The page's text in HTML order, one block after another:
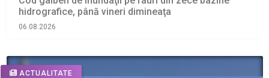
hidrografice, până vineri dimineaţa
06.08.2026
ACTUALITATE